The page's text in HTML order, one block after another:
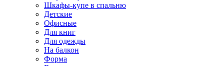
Шкафы-купе в спальню
Детские
Офисные
Для книг
Для одежды
На балкон
Форма